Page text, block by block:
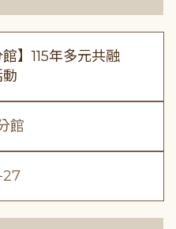
館】115年多元共融
動
館